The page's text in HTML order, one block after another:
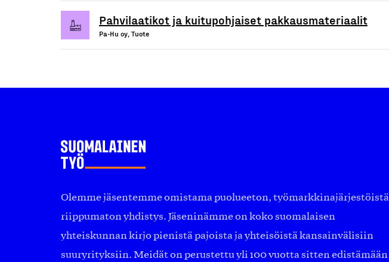
Pahvilaatikot ja kuitupohjaiset pakkausmateriaalit
Pa-Hu oy, Tuote
Olemme jäsentemme omistama puolueeton, työmarkkinajärjestöistä
riippumaton yhdistys. Jäseninämme on koko suomalaisen
yhteiskunnan kirjo pienistä pajoista ja yhteisöistä kansainvälisiin
suuryrityksiin. Meidät on perustettu yli 100 vuotta sitten edistämään